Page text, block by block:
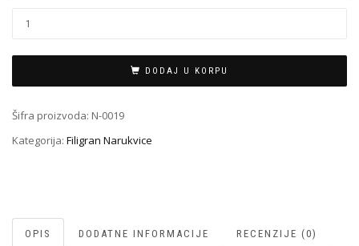
N-
količina
DODAJ U KORPU
Šifra proizvoda: N-0019
Kategorija: Filigran Narukvice
OPIS DODATNE INFORMACIJE RECENZIJE (0)